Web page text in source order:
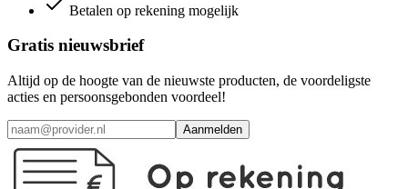
Betalen op rekening mogelijk
Gratis nieuwsbrief
Altijd op de hoogte van de nieuwste producten, de voordeligste
acties en persoonsgebonden voordeel!
Aanmelden